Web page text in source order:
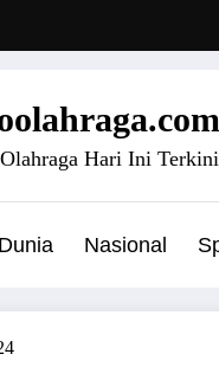
Hari Ini Terkini
Dunia Nasional